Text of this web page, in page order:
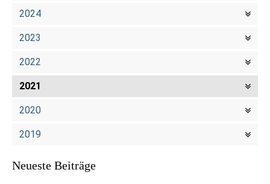
2024
2023
2022
2021
2020
2019
Neueste Beiträge